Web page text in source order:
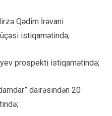
Qədim İrəvani
istiqamətində;
prospekti istiqamətində;
dairəsindən 20